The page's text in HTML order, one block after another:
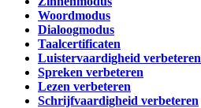
Woordmodus
Dialoogmodus
Taalcertificaten
Luistervaardigheid verbeteren
Spreken verbeteren
Lezen verbeteren
Schrijfvaardigheid verbeteren